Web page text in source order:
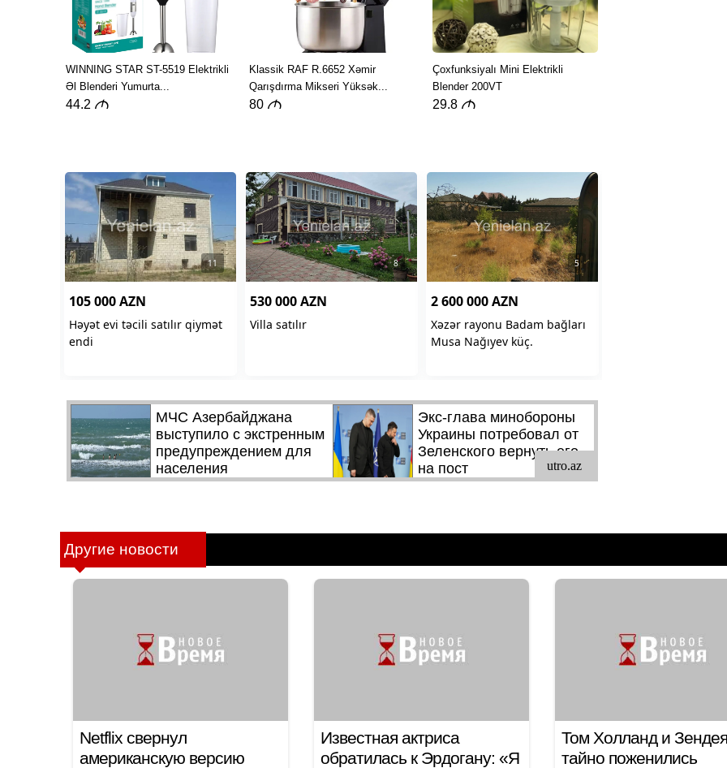
Другие новости
Netflix свернул
американскую версию
Известная актриса
обратилась к Эрдогану: «Я
Том Холланд и Зендея
тайно поженились